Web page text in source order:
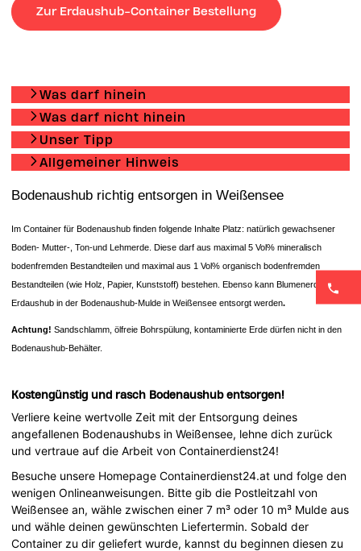
Zur Erdaushub-Container Bestellung
Was darf hinein
Was darf nicht hinein
Unser Tipp
Allgemeiner Hinweis
Bodenaushub richtig entsorgen in Weißensee
Im Container für Bodenaushub finden folgende Inhalte Platz: natürlich gewachsener
Boden- Mutter-, Ton-und Lehmerde. Diese darf aus maximal 5 Vol% mineralisch
bodenfremden Bestandteilen und maximal aus 1 Vol% organisch bodenfremden
Bestandteilen (wie Holz, Papier, Kunststoff) bestehen. Ebenso kann Blumenerde und
Erdaushub in der Bodenaushub-Mulde in Weißensee entsorgtwerden.
Achtung! Sandschlamm, ölfreie Bohrspülung, kontaminierte Erde dürfen nicht in den
Bodenaushub-Behälter.
Kostengünstig und rasch Bodenaushub entsorgen!
Verliere keine wertvolle Zeit mit der Entsorgung deines
angefallenen Bodenaushubs in Weißensee, lehne dich zurück
und vertraue auf die Arbeit von Containerdienst24!
Besuche unsere Homepage Containerdienst24.at und folge den
wenigen Onlineanweisungen. Bitte gib die Postleitzahl von
Weißensee an, wähle zwischen einer 7 m³ oder 10 m³ Mulde aus
und wähle deinen gewünschten Liefertermin. Sobald der
Container zu dir geliefert wurde, kannst du beginnen diesen zu